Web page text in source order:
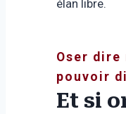
élan libre.
Oser dire
pouvoir
Et si